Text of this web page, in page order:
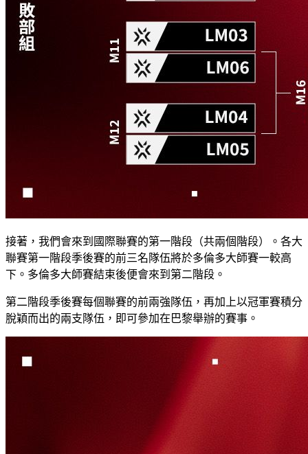
接著，我們會來到國際聯賽的第一階段（共兩個階段）。各大
聯賽第一階段季後賽的前三名隊伍將於多倫多大師賽一較高
下。多倫多大師賽結束後便會來到第二階段。
第二階段季後賽每個聯賽的前兩強隊伍，再加上以冠軍賽積分
脫穎而出的兩支隊伍，即可參加在巴黎舉辦的賽事。